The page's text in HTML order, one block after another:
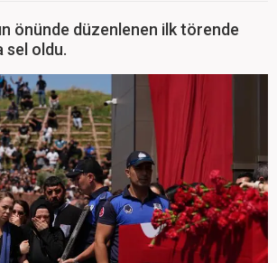
önünde düzenlenen ilk törende
sel oldu.